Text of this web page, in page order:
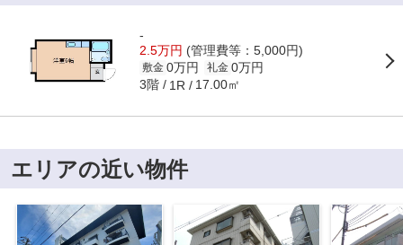
-
2.5万円 (管理費等：5,000円)
敷金 0万円 礼金 0万円
3階 1R 17.00㎡
エリアの近い物件